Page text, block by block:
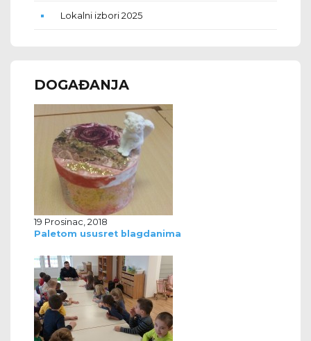
Lokalni izbori 2025
DOGAĐANJA
19 Prosinac, 2018
Paletom ususret blagdanima